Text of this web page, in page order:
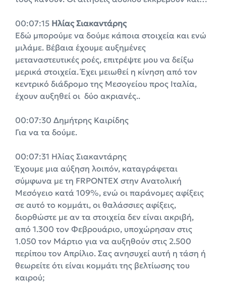
00:07:15 Ηλίας Σιακαντάρης
Εδώ μπορούμε να δούμε κάποια στοιχεία και ενώ
μιλάμε. Βέβαια έχουμε αυξημένες
μεταναστευτικές ροές, επιτρέψτε μου να δείξω
μερικά στοιχεία. Έχει μειωθεί η κίνηση από τον
κεντρικό διάδρομο της Μεσογείου προς Ιταλία,
έχουν αυξηθεί οι δύο ακριανές..
00:07:30 Δημήτρης Καιρίδης
Για να τα δούμε.
00:07:31 Ηλίας Σιακαντάρης
Έχουμε μια αύξηση λοιπόν, καταγράφεται
σύμφωνα με τη FRPONTEX στην Ανατολική
Μεσόγειο κατά 109%, ενώ οι παράνομες αφίξεις
σε αυτό το κομμάτι, οι θαλάσσιες αφίξεις,
διορθώστε με αν τα στοιχεία δεν είναι ακριβή,
από 1.300 τον Φεβρουάριο, υποχώρησαν στις
1.050 τον Μάρτιο για να αυξηθούν στις 2.500
περίπου τον Απρίλιο. Σας ανησυχεί αυτή η τάση ή
θεωρείτε ότι είναι κομμάτι της βελτίωσης του
καιρού;